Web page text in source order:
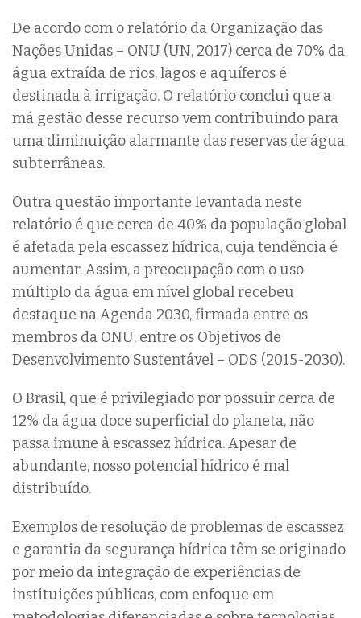
De acordo com o relatório da Organização das
Nações Unidas – ONU (UN, 2017) cerca de 70% da
água extraída de rios, lagos e aquíferos é
destinada à irrigação. O relatório conclui que a
má gestão desse recurso vem contribuindo para
uma diminuição alarmante das reservas de água
subterrâneas.
Outra questão importante levantada neste
relatório é que cerca de 40% da população global
é afetada pela escassez hídrica, cuja tendência é
aumentar. Assim, a preocupação com o uso
múltiplo da água em nível global recebeu
destaque na Agenda 2030, firmada entre os
membros da ONU, entre os Objetivos de
Desenvolvimento Sustentável – ODS (2015-2030).
O Brasil, que é privilegiado por possuir cerca de
12% da água doce superficial do planeta, não
passa imune à escassez hídrica. Apesar de
abundante, nosso potencial hídrico é mal
distribuído.
Exemplos de resolução de problemas de escassez
e garantia da segurança hídrica têm se originado
por meio da integração de experiências de
instituições públicas, com enfoque em